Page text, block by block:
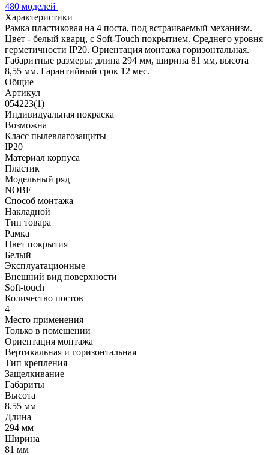
480 моделей
Характеристики
Рамка пластиковая на 4 поста, под встраиваемый механизм.
Цвет - белый кварц, с Soft-Touch покрытием. Среднего уровня
герметичности IP20. Ориентация монтажа горизонтальная.
Габаритные размеры: длина 294 мм, ширина 81 мм, высота
8,55 мм. Гарантийный срок 12 мес.
Общие
Артикул
054223(1)
Индивидуальная покраска
Возможна
Класс пылевлагозащиты
IP20
Материал корпуса
Пластик
Модельный ряд
NOBE
Способ монтажа
Накладной
Тип товара
Рамка
Цвет покрытия
Белый
Эксплуатационные
Внешний вид поверхности
Soft-touch
Количество постов
4
Место применения
Только в помещении
Ориентация монтажа
Вертикальная и горизонтальная
Тип крепления
Защелкивание
Габариты
Высота
8.55 мм
Длина
294 мм
Ширина
81 мм